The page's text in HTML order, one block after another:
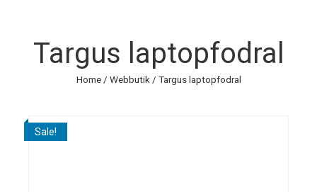
Targus laptopfodral
Home/ Webbutik / Targus laptopfodral
Sale!